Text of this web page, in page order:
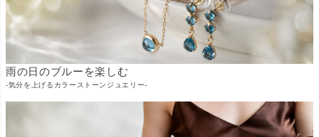
雨の日のブルーを楽しむ
-気分を上げるカラーストーンジュエリー-